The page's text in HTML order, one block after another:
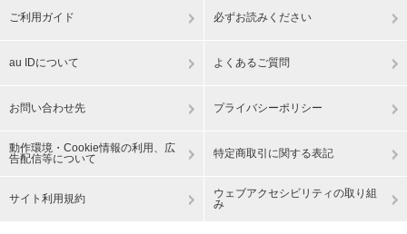
ご利用ガイド 必ずお読みください
au IDについて よくあるご質問
お問い合わせ先 プライバシーポリシー
動作環境・Cookie情報の利用、広
告配信等について
特定商取引に関する表記
サイト利用規約
ウェブアクセシビリティの取り組
み